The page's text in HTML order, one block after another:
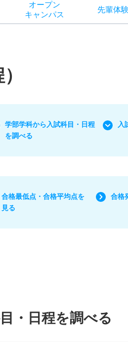
オープン
キャンパス
先輩体
学部学科から入試科目・日程
を調べる
入
合格最低点・合格平均点を
見る
合格
・日程を調べる